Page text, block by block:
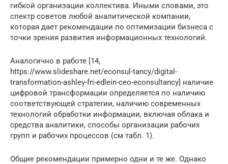
гибкой организации коллектива. Иными словами, это
спектр советов любой аналитической компании,
которая дает рекомендации по оптимизации бизнеса с
точки зрения развития информационных технологий.
Аналогично в работе [14,
https://www.slideshare.net/econsul-tancy/digital-
transformation-ashley-fri-edlein-ceo-econsultancy] наличие
цифровой трансформации определяется по наличию
соответствующей стратегии, наличию современных
технологий обработки информации, включая облака и
средства аналитики, способы организации рабочих
групп и рабочих процессов (см табл. 1).
Общие рекомендации примерно одни и те же. Однако